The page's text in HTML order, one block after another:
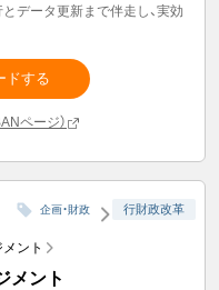
データ更新まで伴走し、実効
ドする
ページ）
企画・財政 行財政改革
ント
メント